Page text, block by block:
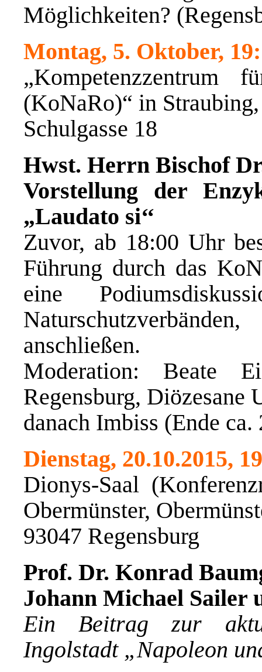
Möglichkeiten?
Montag, 5. Oktober,
„Kompetenzzentrum
(KoNaRo)“ in Straubing,
Schulgasse 18
Hwst. Herrn Bischof
Vorstellung der
„Laudato si‘‘
Zuvor, ab 18:00 Uhr
Führung durch das
eine
anschließen.
Moderation: Beate
Regensburg, Diözesane
danach Imbiss (Ende
Dienstag, 20.10.2015,
Dionys-Saal
Obermünster,
93047 Regensburg
Prof. Dr. Konrad
Johann Michael Sailer
Ein Beitrag zur
Ingolstadt „Napoleon